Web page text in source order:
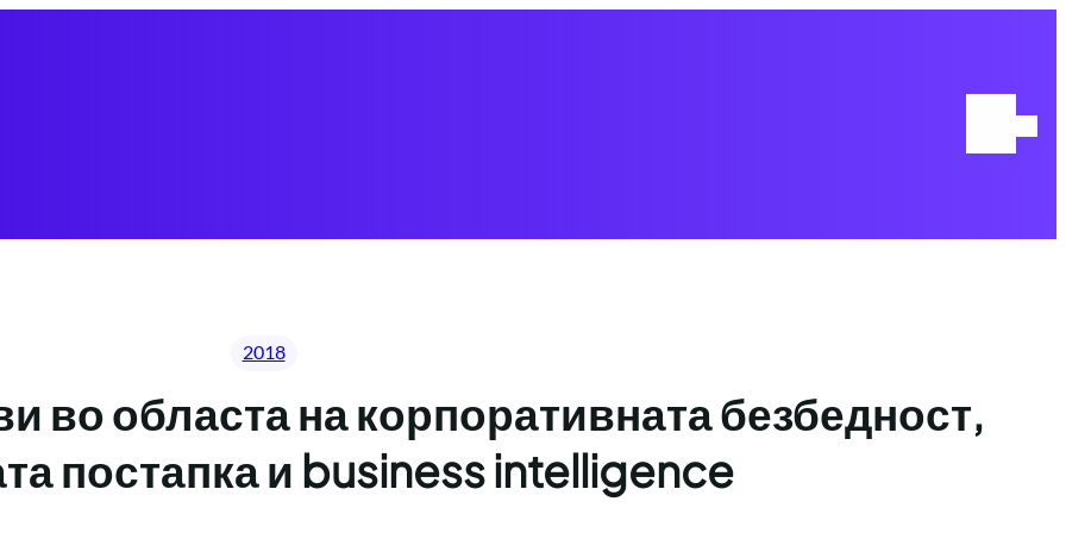
2018
во областа на корпоративната безбедност,
постапка и business intelligence